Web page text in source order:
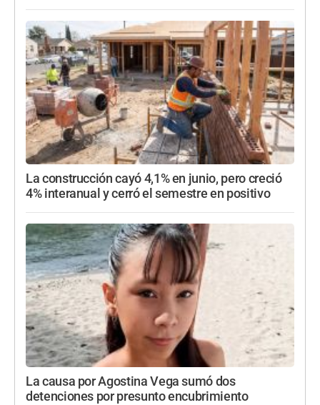
La construcción cayó 4,1% en junio, pero creció
4% interanual y cerró el semestre en positivo
La causa por Agostina Vega sumó dos
detenciones por presunto encubrimiento